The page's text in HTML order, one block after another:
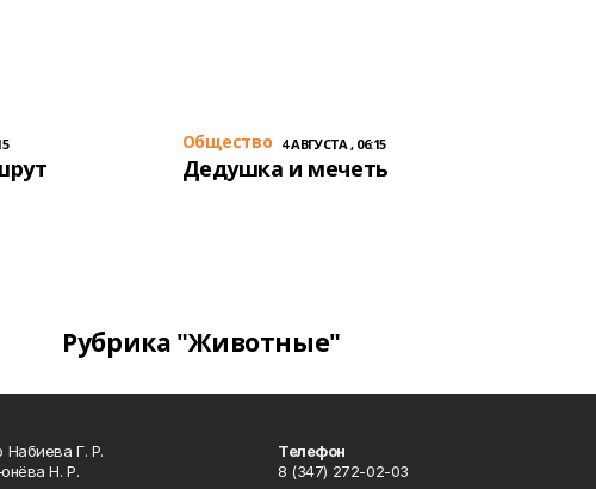
Общество 4 АВГУСТА , 06:15
Дедушка и мечеть
Рубрика "Животные"
Набиева Г. Р.
Н. Р.
Телефон
8 (347) 272-02-03